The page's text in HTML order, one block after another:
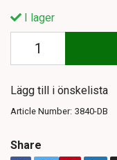
I lager
Lägg till i önskelista
Article Number: 3840-DB
Share